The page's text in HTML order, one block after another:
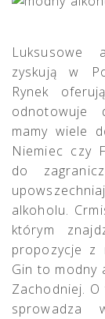
Luksusowe
zyskują w
Rynek
odnotowuje
mamy wiele
Niemiec czy
do
alkoholu.
którym
propozycje z
Gin to modny
Zachodniej.
sprowadza